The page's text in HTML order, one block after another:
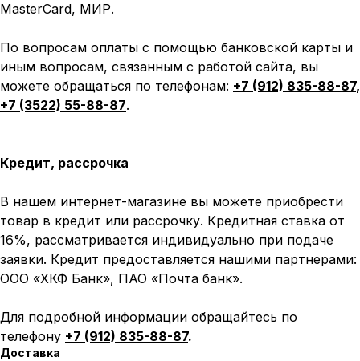
MasterCard, МИР.
По вопросам оплаты с помощью банковской карты и
иным вопросам, связанным с работой сайта, вы
можете обращаться по телефонам: +7 (912) 835-88-87,
+7 (3522) 55-88-87.
Кредит, рассрочка
В нашем интернет-магазине вы можете приобрести
товар в кредит или рассрочку. Кредитная ставка от
16%, рассматривается индивидуально при подаче
заявки. Кредит предоставляется нашими партнерами:
ООО «ХКФ Банк», ПАО «Почта банк».
Для подробной информации обращайтесь по
телефону +7 (912) 835-88-87.
Доставка